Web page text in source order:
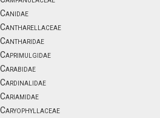
Canidae
Cantharellaceae
Cantharidae
Caprimulgidae
Carabidae
Cardinalidae
Cariamidae
Caryophyllaceae